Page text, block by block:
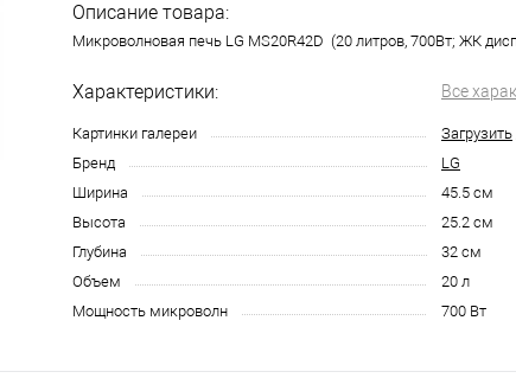
Описание товара:
Микроволновая печь LG MS20R42D (20 литров, 700Вт; ЖК
Характеристики: Все
Картинки галереи Загрузить
Бренд
LG
Ширина
45.5 см
Высота
25.2 см
Глубина
32 см
Объем
20 л
Мощность микроволн
700 Вт